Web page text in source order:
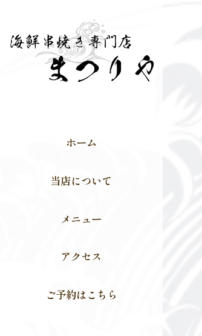
ホーム
当店について
メニュー
アクセス
ご予約はこちら